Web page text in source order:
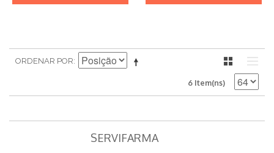
ORDENAR POR
6 Item(ns)
SERVIFARMA